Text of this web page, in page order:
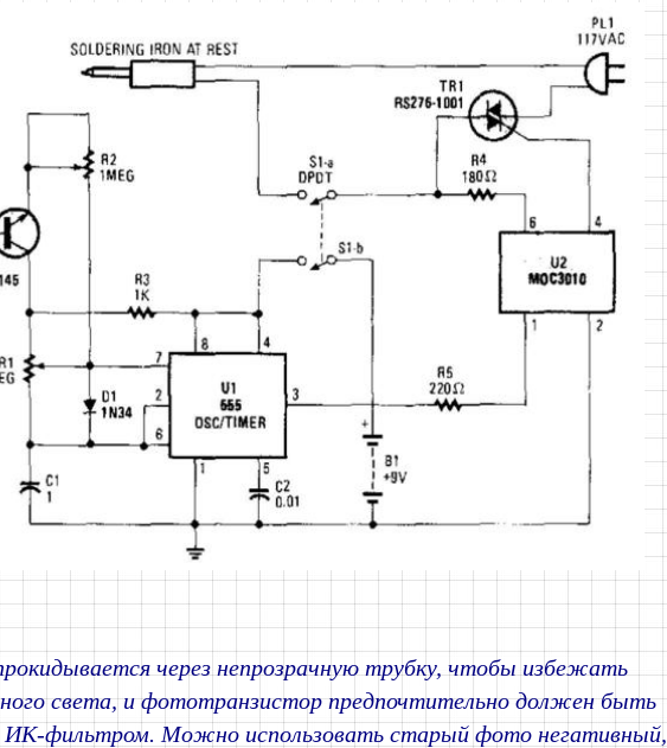
через непрозрачную трубку, чтобы избежать
света, и фототранзистор предпочтительно должен быть
ИК-фильтром. Можно использовать старый фото негативный,